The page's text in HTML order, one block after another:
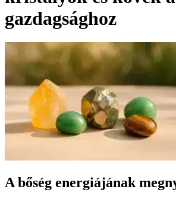
gazdagsághoz
A bőség energiájának